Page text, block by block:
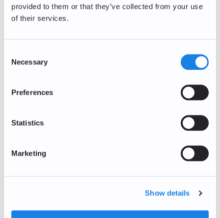
provided to them or that they’ve collected from your use
of their services.
Selection
Necessary
Preferences
Statistics
Marketing
Show details
+2,60
+1,97 %
0,0363EUR
Decentraland
MANA/EUR
0,0584EUR
BCH/EUR
+1,09%